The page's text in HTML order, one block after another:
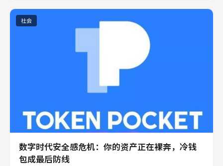
社会
数字时代安全感危机：你的资产正在裸奔，冷钱
包成最后防线